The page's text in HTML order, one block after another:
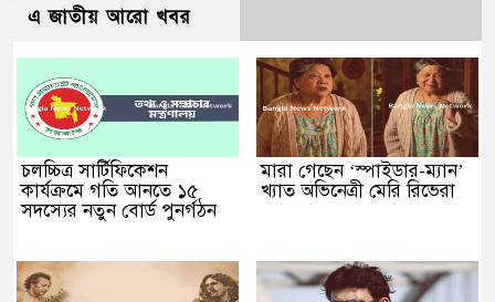
এ জাতীয় আরো খবর
চলচ্চিত্র সার্টিফিকেশন
কার্যক্রমে গতি আনতে ১৫
সদস্যের নতুন বোর্ড পুনর্গঠন
মারা গেছেন ‘স্পাইডার-ম্যান’
খ্যাত অভিনেত্রী মেরি রিভেরা